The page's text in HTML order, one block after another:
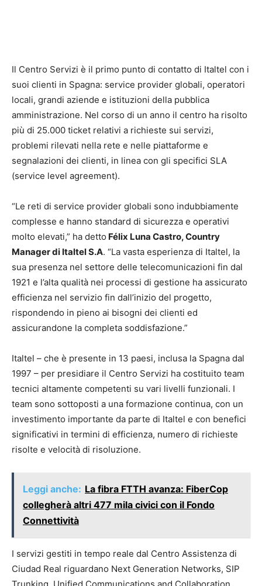
Il Centro Servizi è il primo punto di contatto di Italtel con i
suoi clienti in Spagna: service provider globali, operatori
locali, grandi aziende e istituzioni della pubblica
amministrazione. Nel corso di un anno il centro ha risolto
più di 25.000 ticket relativi a richieste sui servizi,
problemi rilevati nella rete e nelle piattaforme e
segnalazioni dei clienti, in linea con gli specifici SLA
(service level agreement).
“Le reti di service provider globali sono indubbiamente
complesse e hanno standard di sicurezza e operativi
molto elevati,” ha detto Félix Luna Castro, Country
Manager di Italtel S.A. “La vasta esperienza di Italtel, la
sua presenza nel settore delle telecomunicazioni fin dal
1921 e l’alta qualità nei processi di gestione ha assicurato
efficienza nel servizio fin dall’inizio del progetto,
rispondendo in pieno ai bisogni dei clienti ed
assicurandone la completa soddisfazione.”
Italtel – che è presente in 13 paesi, inclusa la Spagna dal
1997 – per presidiare il Centro Servizi ha costituito team
tecnici altamente competenti su vari livelli funzionali. I
team sono sottoposti a una formazione continua, con un
investimento importante da parte di Italtel e con benefici
significativi in termini di efficienza, numero di richieste
risolte e velocità di risoluzione.
Leggi anche: La fibra FTTH avanza: FiberCop
collegherà altri 477 mila civici con il Fondo
Connettività
I servizi gestiti in tempo reale dal Centro Assistenza di
Ciudad Real riguardano Next Generation Networks, SIP